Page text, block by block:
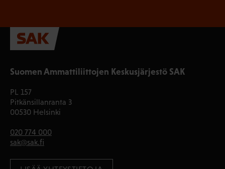
Suomen Ammattiliittojen Keskusjärjestö SAK
PL 157
Pitkänsillanranta 3
00530 Helsinki
020 774 000
sak@sak.fi